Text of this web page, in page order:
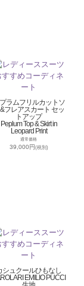
ラムフリルカットソ
フレアスカート セッ
トアップ
Peplum Top & Skirt in
Leopard Print
通常価格
39,000円(税別)
シュクールひもなし
EMILIO PUCCI